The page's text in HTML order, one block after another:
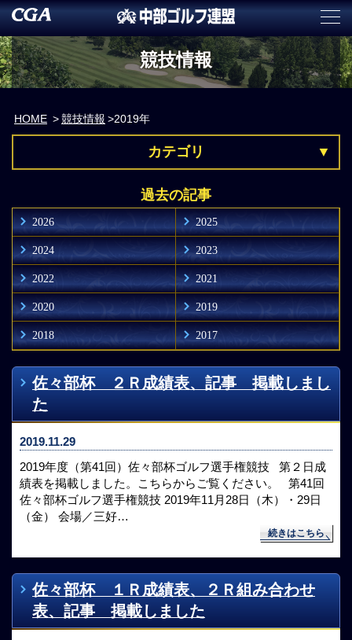
競技情報
HOME 競技情報 2019年
カテゴリ
過去の記事
2026 2025
2024 2023
2022 2021
2020 2019
2018 2017
佐々部杯 ２Ｒ成績表、記事 掲載しまし
た
2019.11.29
2019年度（第41回）佐々部杯ゴルフ選手権競技 第２日成
績表を掲載しました。こちらからご覧ください。 第41回
佐々部杯ゴルフ選手権競技 2019年11月28日（木）・29日
（金） 会場／三好…
続きはこちら
佐々部杯 １Ｒ成績表、２Ｒ組み合わせ
表、記事 掲載しました